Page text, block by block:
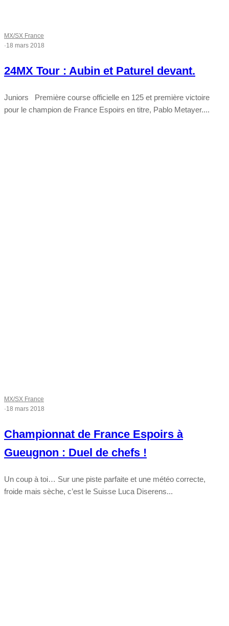
MX/SX France
·18 mars 2018
24MX Tour : Aubin et Paturel devant.
Juniors Première course officielle en 125 et première victoire
pour le champion de France Espoirs en titre, Pablo Metayer....
MX/SX France
·18 mars 2018
Championnat de France Espoirs à
Gueugnon : Duel de chefs !
Un coup à toi… Sur une piste parfaite et une météo correcte,
froide mais sèche, c’est le Suisse Luca Diserens...